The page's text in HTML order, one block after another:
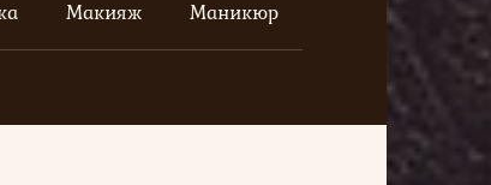
Макияж Маникюр